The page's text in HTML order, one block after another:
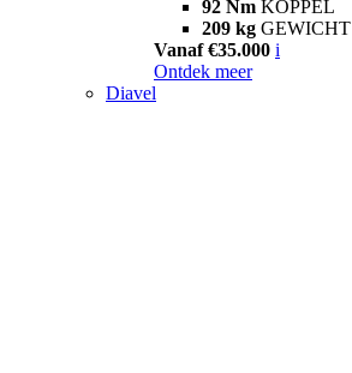
92 Nm KOPPEL
209 kg GEWICHT
Vanaf €35.000 i
Ontdek meer
Diavel